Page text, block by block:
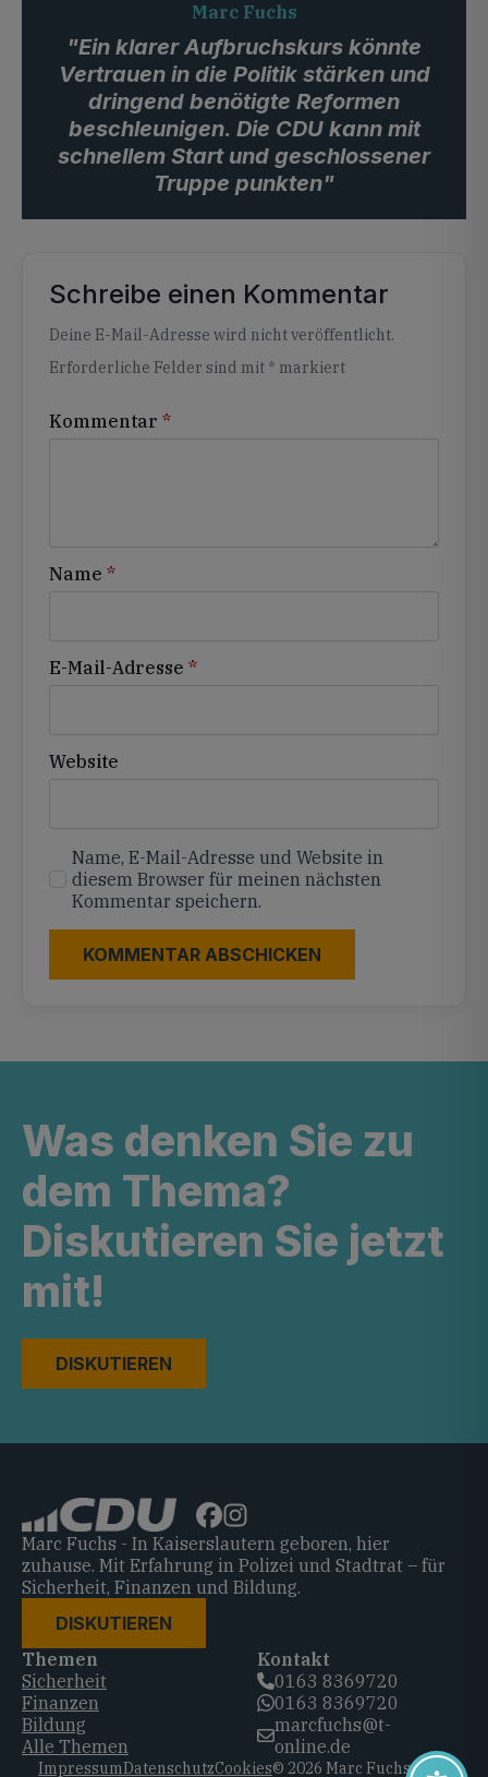
Marc Fuchs
"Ein klarer Aufbruchskurs könnte
Vertrauen in die Politik stärken und
dringend benötigte Reformen
beschleunigen. Die CDU kann mit
schnellem Start und geschlossener
Truppe punkten"
Schreibe einen Kommentar
Deine E-Mail-Adresse wird nicht veröffentlicht.
Erforderliche Felder sind mit * markiert
Kommentar *
Name *
E-Mail-Adresse *
Website
Name, E-Mail-Adresse und Website in
diesem Browser für meinen nächsten
Kommentar speichern.
Alternative:
Was denken Sie zu
dem Thema?
Diskutieren Sie jetzt
mit!
DISKUTIEREN
Marc Fuchs - In Kaiserslautern geboren, hier
zuhause. Mit Erfahrung in Polizei und Stadtrat – für
Sicherheit, Finanzen und Bildung.
DISKUTIEREN
Themen
Sicherheit
Finanzen
Bildung
Alle Themen
Kontakt
0163 8369720‬
0163 8369720‬
marcfuchs@t-
online.de
ImpressumDatenschutzCookies© 2026 Marc Fuchs, CDU